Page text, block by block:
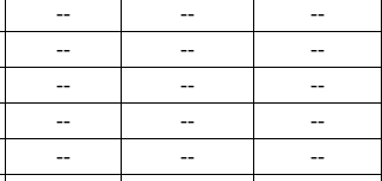
-- --
--
-- --
--
-- --
--
-- --
--
-- --
--